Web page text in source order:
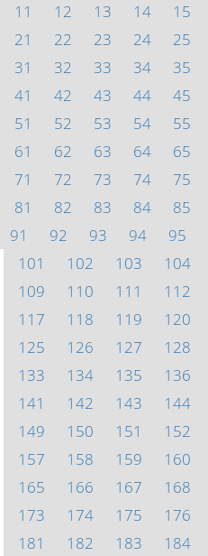
11
12 13 14 15
21
22 23 24 25
31
32 33 34 35
41
42 43 44 45
51
52 53 54 55
61
62 63 64 65
71
72 73 74 75
81
82 83 84 85
91
92 93 94 95
101
102 103 104
109
110 111 112
117
118 119 120
125
126 127 128
133
134 135 136
141
142 143 144
149
150 151 152
157
158 159 160
165
166 167 168
173
174 175 176
181
182 183 184